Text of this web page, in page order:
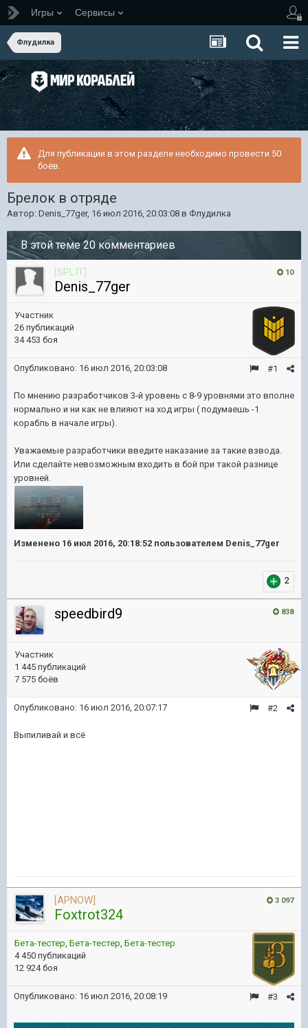
Игры Сервисы
Флудилка
Для публикации в этом разделе необходимо провести 50
боёв.
Брелок в отряде
Автор: Denis_77ger, 16 июл 2016, 20:03:08 в Флудилка
В этой теме 20 комментариев
10
[SPLIT]
Denis_77ger
Участник
26 публикаций
34 453 боя
#1
Опубликовано: 16 июл 2016, 20:03:08
По мнению разработчиков 3-й уровень с 8-9 уровнями это вполне
нормально и ни как не влияют на ход игры ( подумаешь -1
корабль в начале игры).
Уважаемые разработчики введите наказание за такие взвода.
Или сделайте невозможным входить в бой при такой разнице
уровней.
Изменено 16 июл 2016, 20:18:52 пользователем Denis_77ger
2
838
speedbird9
Участник
1 445 публикаций
7 575 боёв
#2
Опубликовано: 16 июл 2016, 20:07:17
Выпиливай и всё
3 097
[APNOW]
Foxtrot324
Бета-тестер, Бета-тестер, Бета-тестер
4 450 публикаций
12 924 боя
#3
Опубликовано: 16 июл 2016, 20:08:19